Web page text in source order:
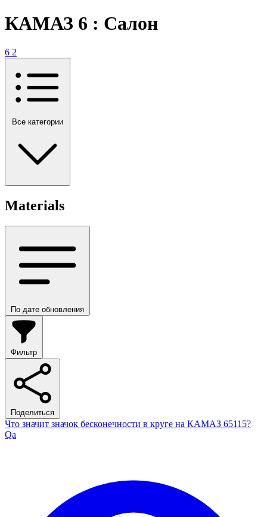
КАМАЗ 6 : Салон
6 2
Все категории
Materials
По дате обновления
Фильтр
Поделиться
Что значит значок бесконечности в круге на КАМАЗ 65115?
Qa